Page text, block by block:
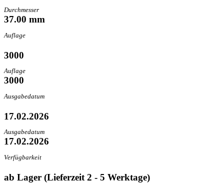
Durchmesser
37.00 mm
Auflage
3000
Auflage
3000
Ausgabedatum
17.02.2026
Ausgabedatum
17.02.2026
Verfügbarkeit
ab Lager (Lieferzeit 2 - 5 Werktage)